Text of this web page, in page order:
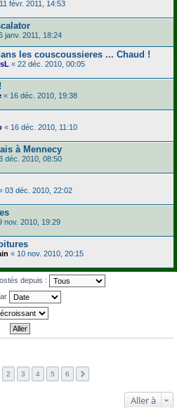
11 févr. 2011, 14:53
janv. 2011, 18:24
les couscoussieres ... Chaud !
« 22 déc. 2010, 00:05
« 16 déc. 2010, 19:38
« 16 déc. 2010, 11:10
à Mennecy
déc. 2010, 08:50
03 déc. 2010, 22:02
nov. 2010, 19:29
« 10 nov. 2010, 20:15
depuis :
2 3 4 5 6
Aller à